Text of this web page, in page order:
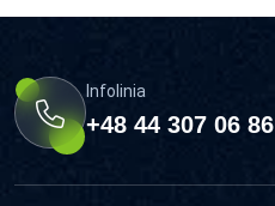
Infolinia
+48 44 307 06 86